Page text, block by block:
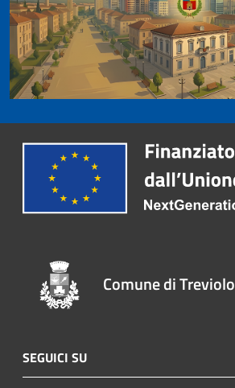
Comune di Treviolo
SEGUICI SU